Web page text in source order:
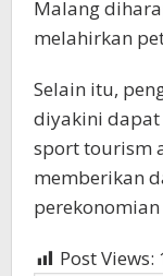
Malang
melahirkan
Selain itu,
diyakini
sport tourism
memberikan
Post Views: